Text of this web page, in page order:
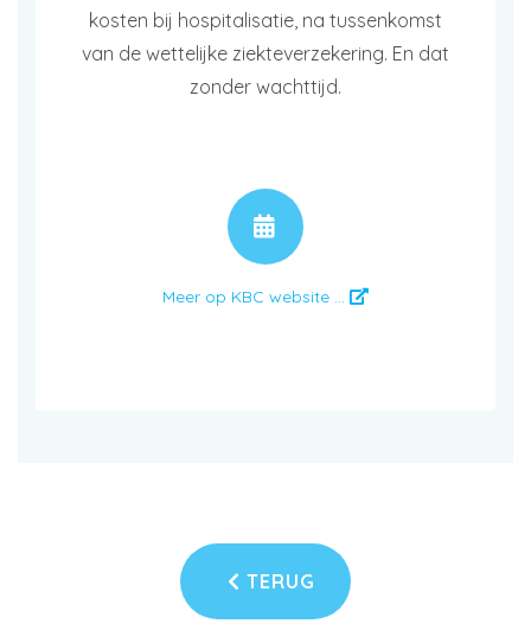
kosten bij hospitalisatie, na tussenkomst
van de wettelijke ziekteverzekering. En dat
zonder wachttijd.
Meer op KBC website ...
TERUG